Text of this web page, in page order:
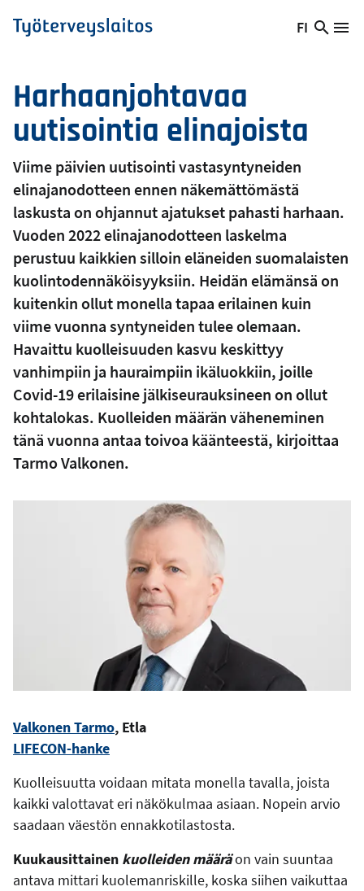
Hyppää
pääsisältöön
Työterveyslaitos
Vaihda
FI
Hae
Harhaanjohtavaa
uutisointia elinajoista
Viime päivien uutisointi vastasyntyneiden
elinajanodotteen ennen näkemättömästä
laskusta on ohjannut ajatukset pahasti harhaan.
Vuoden 2022 elinajanodotteen laskelma
perustuu kaikkien silloin eläneiden suomalaisten
kuolintodennäköisyyksiin. Heidän elämänsä on
kuitenkin ollut monella tapaa erilainen kuin
viime vuonna syntyneiden tulee olemaan.
Havaittu kuolleisuuden kasvu keskittyy
vanhimpiin ja hauraimpiin ikäluokkiin, joille
Covid-19 erilaisine jälkiseurauksineen on ollut
kohtalokas. Kuolleiden määrän väheneminen
tänä vuonna antaa toivoa käänteestä, kirjoittaa
Tarmo Valkonen.
Valkonen Tarmo, Etla
LIFECON-hanke
Kuolleisuutta voidaan mitata monella tavalla, joista
kaikki valottavat eri näkökulmaa asiaan. Nopein arvio
saadaan väestön ennakkotilastosta.
Kuukausittainen kuolleiden määräon vain suuntaa
antava mittari kuolemanriskille, koska siihen vaikuttaa